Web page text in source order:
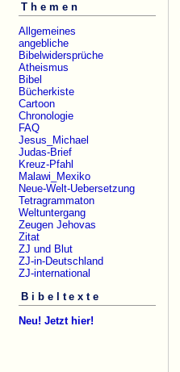
Themen
Allgemeines
angebliche
Bibelwidersprüche
Atheismus
Bibel
Bücherkiste
Cartoon
Chronologie
FAQ
Jesus_Michael
Judas-Brief
Kreuz-Pfahl
Malawi_Mexiko
Neue-Welt-Uebersetzung
Tetragrammaton
Weltuntergang
Zeugen Jehovas
Zitat
ZJ und Blut
ZJ-in-Deutschland
ZJ-international
Bibeltexte
Neu! Jetzt hier!